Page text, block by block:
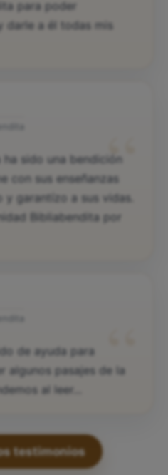
para poder
darle a él todas mis
“
ha sido una bendición
con sus enseñanzas
y garantízo a sus vidas.
Bibliabendita por
“
de ayuda para
algunos pasajes de la
al leer...
testimonios